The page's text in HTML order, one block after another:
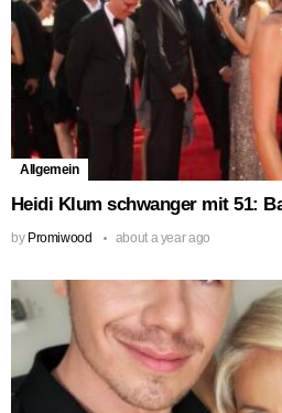
Allgemein
Heidi Klum schwanger mit 51:
by Promiwood about a year ago